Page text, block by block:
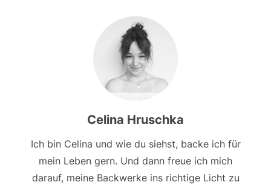
Celina Hruschka
Ich bin Celina und wie du siehst, backe ich für
mein Leben gern. Und dann freue ich mich
darauf, meine Backwerke ins richtige Licht zu